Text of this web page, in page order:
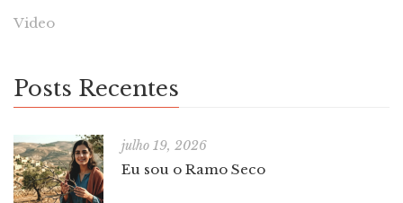
Video
Posts Recentes
julho 19, 2026
Eu sou o Ramo Seco